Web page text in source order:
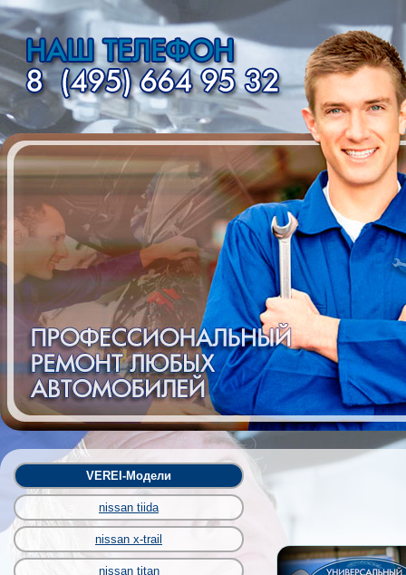
VEREI-Модели
nissan tiida
nissan x-trail
nissan titan